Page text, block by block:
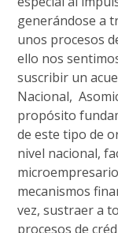
generándose a
unos procesos
ello nos
suscribir un
Nacional,
propósito
de este tipo de
nivel nacional,
mecanismos
vez, sustraer a
procesos de